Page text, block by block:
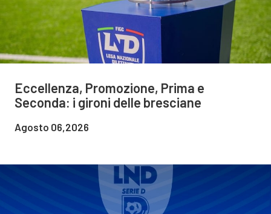
Eccellenza, Promozione, Prima e
Seconda: i gironi delle bresciane
Agosto 06,2026